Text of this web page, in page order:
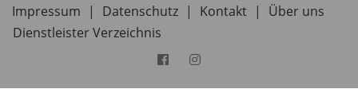
Impressum
| Datenschutz | Kontakt |
Über uns
Dienstleister Verzeichnis